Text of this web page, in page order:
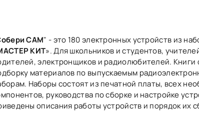
САМ" - это 180 электронных устройств из
КИТ». Для школьников и студентов,
электронщиков и радиолюбителей. Книги
материалов по выпускаемым
Наборы состоят из печатной платы, всех
руководства по сборке и настройке
описания работы устройств и порядок их